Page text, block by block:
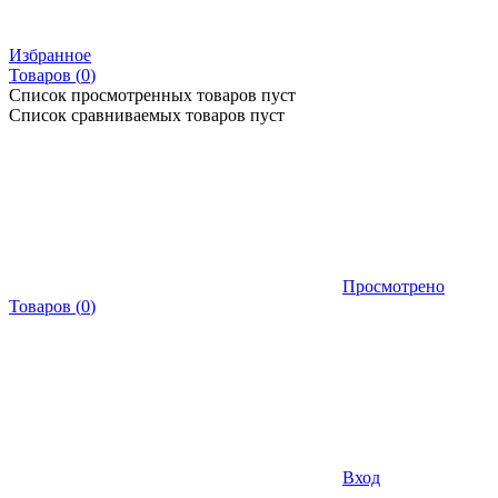
Избранное
Товаров (0)
Список просмотренных товаров пуст
Список сравниваемых товаров пуст
Просмотрено
Товаров (0)
Вход